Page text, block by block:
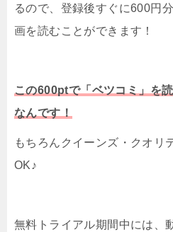
るので、登録後すぐに600円
画を読むことができます！
この600ptで「ベツコミ」を
なんです！
もちろんクイーンズ・クオリ
OK♪
無料トライアル期間中には、